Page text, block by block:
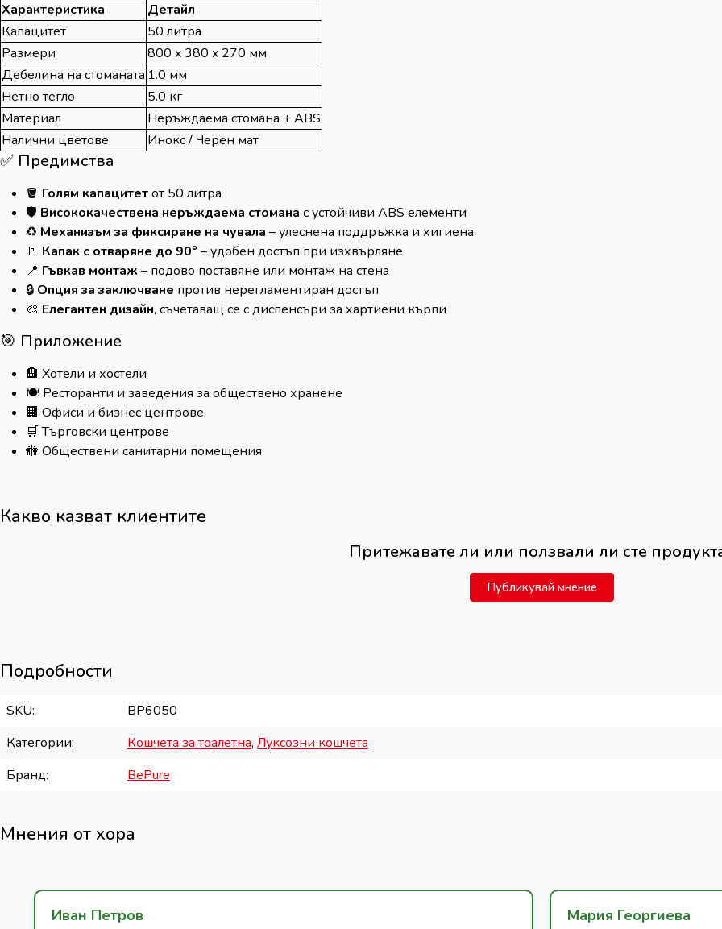
Характеристика
Детайл
Капацитет
50 литра
Размери
800 x 380 x 270 мм
Дебелина на стоманата 1.0 мм
Нетно тегло
5.0 кг
Материал
Неръждаема стомана + ABS
Налични цветове
Инокс / Черен мат
✅ Предимства
🪣 Голям капацитетот 50 литра
🛡️ Висококачествена неръждаема стомана с устойчиви ABS елементи
♻️ Механизъм за фиксиране на чувала – улеснена поддръжка и хигиена
🚪 Капак с отваряне до 90° – удобен достъп при изхвърляне
📍 Гъвкав монтаж – подово поставяне или монтаж на стена
🔒 Опция за заключване против нерегламентиран достъп
🎨 Елегантен дизайн, съчетаващ се с диспенсъри за хартиени кърпи
🎯 Приложение
🏨 Хотели и хостели
🍽️ Ресторанти и заведения за обществено хранене
🏢 Офиси и бизнес центрове
🛒 Търговски центрове
🚻 Обществени санитарни помещения
Какво казват клиентите
Притежавате ли или ползвали ли сте
Публикувай мнение
Подробности
SKU
BP6050
Категории
Кошчета за тоалетна, Луксозни кошчета
Бранд
BePure
Мнения от хора
Иван Петров Мария Георгиева